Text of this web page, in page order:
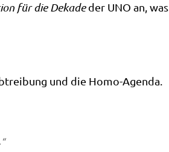
für die Deka­deder UNO an, was
und die Homo-Agenda.